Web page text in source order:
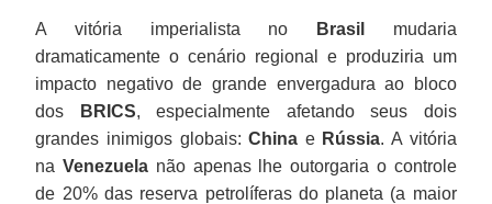
A vitória imperialista no Brasil
mudaria
dramaticamente o cenário regional e produziria um
impacto negativo de grande envergadura ao bloco
dos
BRICS, especialmente afetando seus dois
grandes inimigos globais:China e Rússia. A vitória
naVenezuela não apenas lhe outorgaria o controle
de 20% das reserva petrolíferas do planeta (a maior